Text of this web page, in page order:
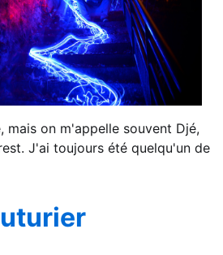
mais on m'appelle souvent Djé,
J'ai toujours été quelqu'un de